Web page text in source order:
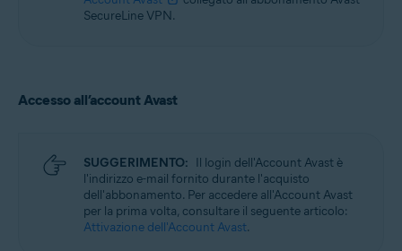
SecureLine VPN.
Accesso all’account Avast
SUGGERIMENTO: Il login dell'Account Avast è
l'indirizzo e-mail fornito durante l'acquisto
dell'abbonamento. Per accedere all'Account Avast
per la prima volta, consultare il seguente articolo:
Attivazione dell'Account Avast.